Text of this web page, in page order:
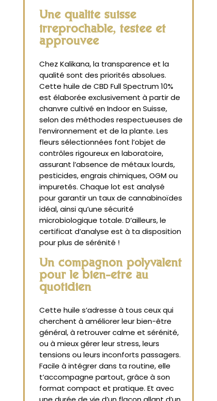
Une qualité suisse
irréprochable, testée et
approuvée
Chez Kalikana, la transparence et la
qualité sont des priorités absolues.
Cette huile de CBD Full Spectrum 10%
est élaborée exclusivement à partir de
chanvre cultivé en Indoor en Suisse,
selon des méthodes respectueuses de
l’environnement et de la plante. Les
fleurs sélectionnées font l’objet de
contrôles rigoureux en laboratoire,
assurant l’absence de métaux lourds,
pesticides, engrais chimiques, OGM ou
impuretés. Chaque lot est analysé
pour garantir un taux de cannabinoïdes
idéal, ainsi qu’une sécurité
microbiologique totale. D’ailleurs, le
certificat d’analyse est à ta disposition
pour plus de sérénité !
Un compagnon polyvalent
pour le bien-être au
quotidien
Cette huile s’adresse à tous ceux qui
cherchent à améliorer leur bien-être
général, à retrouver calme et sérénité,
ou à mieux gérer leur stress, leurs
tensions ou leurs inconforts passagers.
Facile à intégrer dans ta routine, elle
t’accompagne partout, grâce à son
format compact et pratique. Et avec